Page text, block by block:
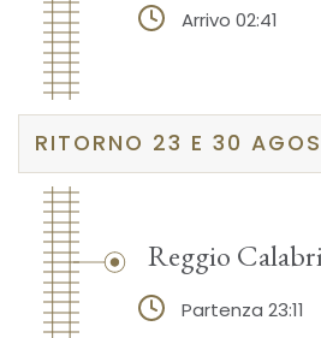
Arrivo 02:41
RITORNO 23 E 30
Reggio
Partenza 23:11